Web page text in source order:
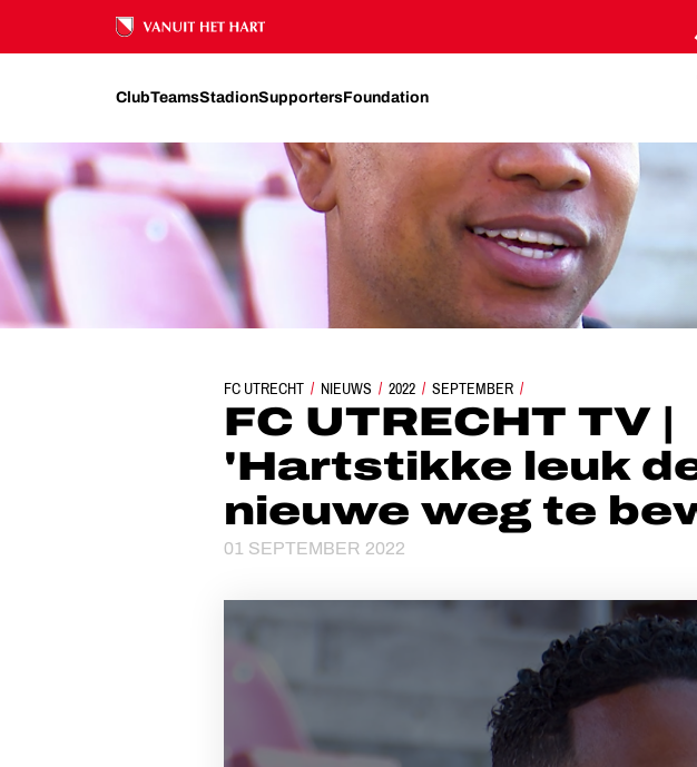
Ons nalatenschap
ClubTeamsStadionSupportersFoundation
FC UTRECHT NIEUWS 2022 SEPTEMBER
FC UTRECHT TV | 'HARTSTIKKE LEUK DEZE NIEUWE WEG TE
FC UTRECHT TV |
'Hartstikke leuk
nieuwe weg te
01 SEPTEMBER 2022